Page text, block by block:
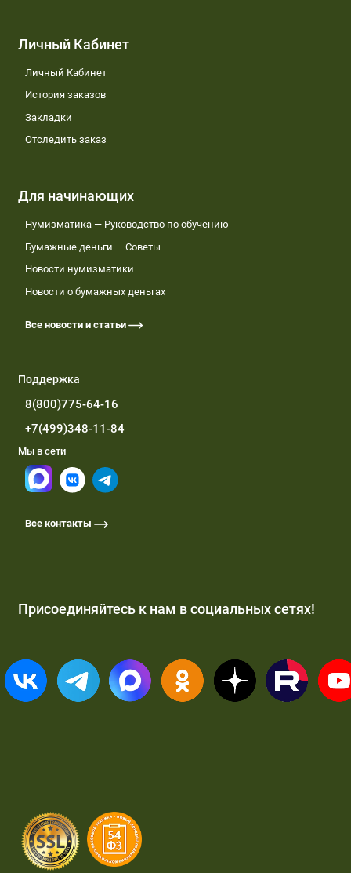
Личный Кабинет
Личный Кабинет
История заказов
Закладки
Отследить заказ
Для начинающих
Нумизматика — Руководство по обучению
Бумажные деньги — Советы
Новости нумизматики
Новости о бумажных деньгах
Все новости и статьи
Поддержка
8(800)775-64-16
+7(499)348-11-84
Мы в сети
Все контакты
Присоединяйтесь к нам в социальных сетях!